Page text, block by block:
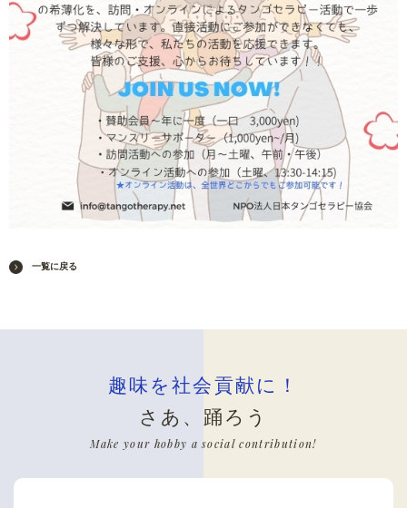
一覧に戻る
趣味を社会貢献に！
さあ、踊ろう
Make your hobby a social contribution!